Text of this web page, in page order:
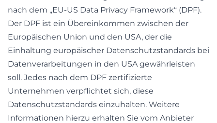
nach dem „EU-US Data Privacy Framework“ (DPF).
Der DPF ist ein Übereinkommen zwischen der
Europäischen Union und den USA, der die
Einhaltung europäischer Datenschutzstandards bei
Datenverarbeitungen in den USA gewährleisten
soll. Jedes nach dem DPF zertifizierte
Unternehmen verpflichtet sich, diese
Datenschutzstandards einzuhalten. Weitere
Informationen hierzu erhalten Sie vom Anbieter